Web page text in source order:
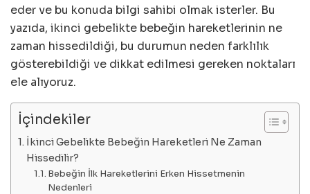
eder ve bu konuda bilgi sahibi olmak isterler. Bu
yazıda, ikinci gebelikte bebeğin hareketlerinin ne
zaman hissedildiği, bu durumun neden farklılık
gösterebildiği ve dikkat edilmesi gereken noktaları
ele alıyoruz.
İçindekiler
İkinci Gebelikte Bebeğin Hareketleri Ne Zaman
Hissedilir?
Bebeğin İlk Hareketlerini Erken Hissetmenin
Nedenleri